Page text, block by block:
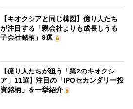
【キオクシアと同じ構図】億り人たち
が注目する「親会社よりも成長しうる
子会社銘柄」9選
【億り人たちが狙う「第2のキオクシ
ア」11選】注目の「IPOセカンダリー投
資銘柄」を一挙紹介